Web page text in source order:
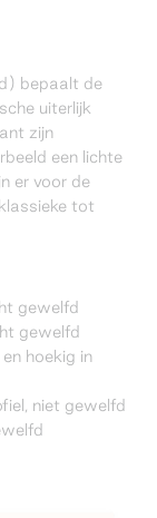
bepaalt de
uiterlijk
zijn
een lichte
er voor de
tot
gewelfd
gewelfd
hoekig in
niet gewelfd